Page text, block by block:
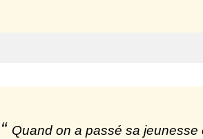
Quand on a passé sa